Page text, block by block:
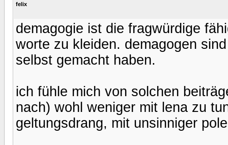
felix
demagogie ist die fragwürdige
worte zu kleiden. demagogen
selbst gemacht haben.
ich fühle mich von solchen
nach) wohl weniger mit lena zu
geltungsdrang, mit unsinniger